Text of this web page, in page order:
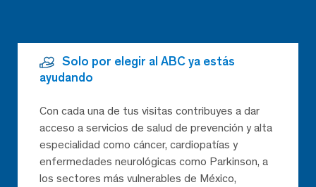
Solo por elegir al ABC ya estás
ayudando
Con cada una de tus visitas contribuyes a dar
acceso a servicios de salud de prevención y alta
especialidad como cáncer, cardiopatías y
enfermedades neurológicas como Parkinson, a
los sectores más vulnerables de México,